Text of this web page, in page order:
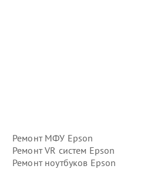
Ремонт МФУ Epson
Ремонт VR систем Epson
Ремонт ноутбуков Epson